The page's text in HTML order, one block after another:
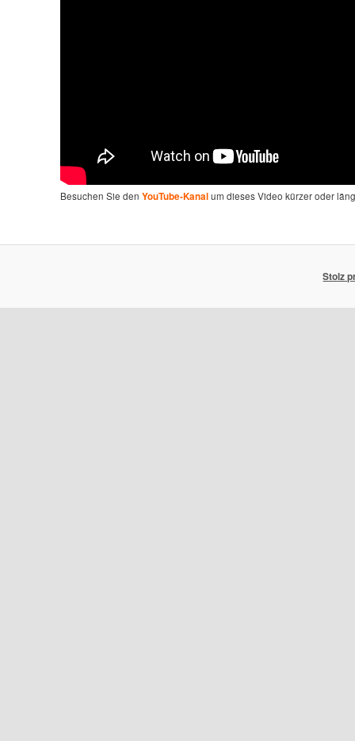
Besuchen Sie den YouTube-Kanalum dieses Video kürzer oder
Stolz